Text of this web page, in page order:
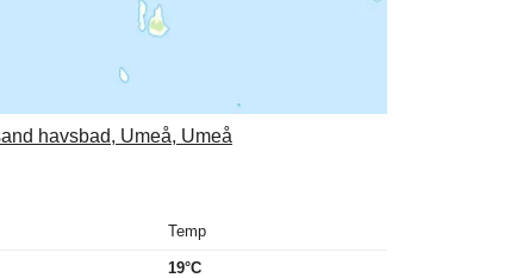
havsbad, Umeå, Umeå
Temp
19°C